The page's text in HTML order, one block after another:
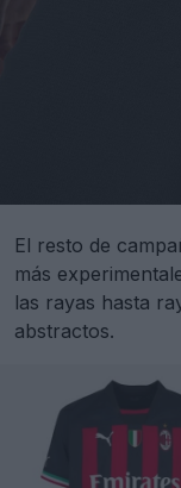
El resto de
más
las rayas hasta
abstractos.